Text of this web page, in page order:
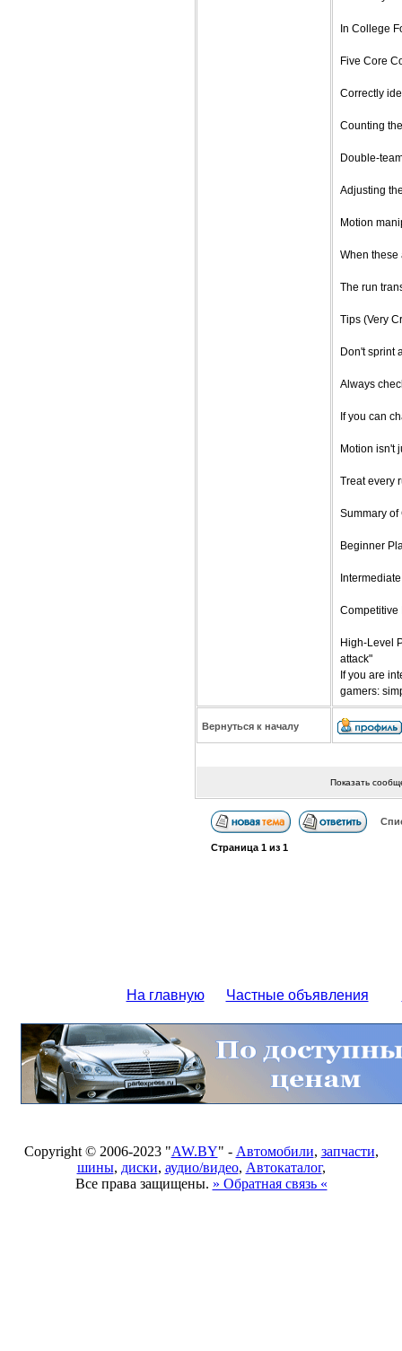
In College
Five Core
Correctly
Counting
Double-
Adjusting
Motion
When these
The run
Tips (Very
Don't sprint
Always
If you can
Motion isn't
Treat every
Summary of
Beginner
Competitive
High-Level
attack"
If you are
gamers:
Вернуться к началу
Показать
Страница 1из 1
На главную Частные объявления
Copyright © 2006-2023 "AW.BY" - Автомобили, запчасти,
шины, диски, аудио/видео, Автокаталог,
Все права защищены. » Обратная связь «